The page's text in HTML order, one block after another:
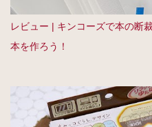
レビュー | キンコーズで本の断
本を作ろう！